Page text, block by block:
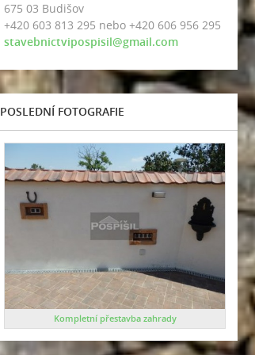
675 03 Budišov
+420 603 813 295 nebo +420 606 956 295
stavebnictvipospisil@gmail.com
POSLEDNÍ FOTOGRAFIE
Kompletní přestavba zahrady